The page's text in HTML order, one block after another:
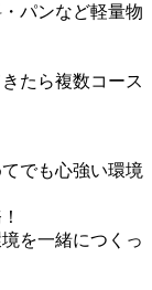
パンなど軽量物
たら複数コース
でも心強い環境
を一緒につくっ